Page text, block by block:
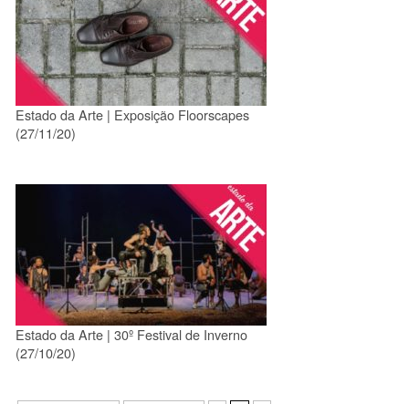
Estado da Arte | Exposição Floorscapes
(27/11/20)
Estado da Arte | 30º Festival de Inverno
(27/10/20)